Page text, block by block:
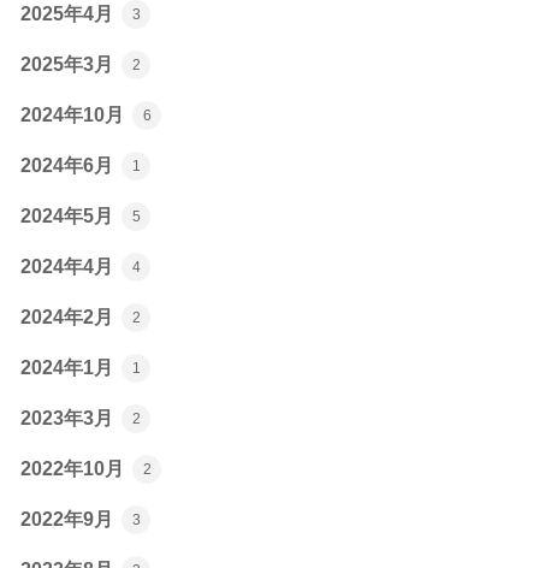
2025年4月 3
2025年3月 2
2024年10月 6
2024年6月 1
2024年5月 5
2024年4月 4
2024年2月 2
2024年1月 1
2023年3月 2
2022年10月 2
2022年9月 3